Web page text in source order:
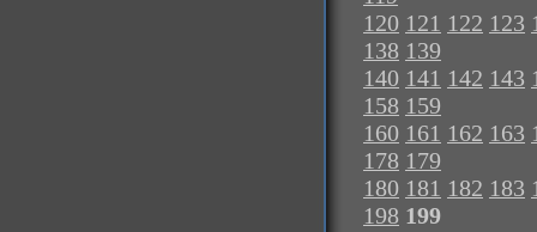
120 121 122 123
138 139
140 141 142 143
158 159
160 161 162 163
178 179
180 181 182 183
198 199